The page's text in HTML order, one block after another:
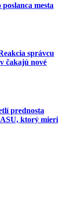
mesta
správcu
čakajú nové
prednosta
ktorý mieri